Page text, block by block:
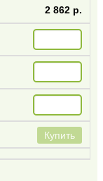
2 862 р.
Купить